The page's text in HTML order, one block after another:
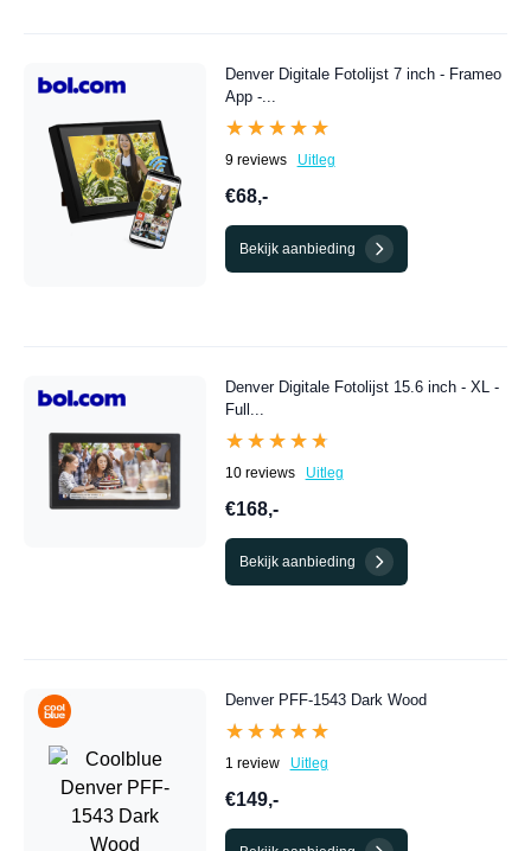
Denver Digitale Fotolijst 7 inch - Frameo
App -...
★★★★★
★★★★★
9 reviews Uitleg
€68,-
Bekijk aanbieding
Denver Digitale Fotolijst 15.6 inch - XL -
Full...
★★★★★
★★★★★
10 reviews Uitleg
€168,-
Bekijk aanbieding
Denver PFF-1543 Dark Wood
★★★★★
★★★★★
1 review Uitleg
€149,-